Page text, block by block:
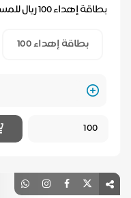
بطاقة
بطاقة إهداء 100
Quantity